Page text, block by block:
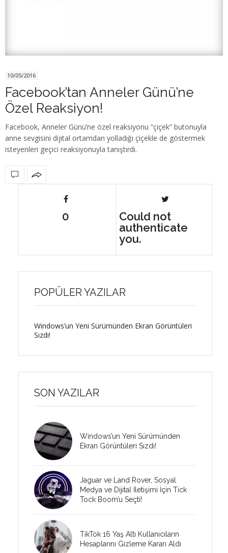
10/05/2016
Facebook’tan Anneler Günü’ne
Özel Reaksiyon!
Facebook, Anneler Günü’ne özel reaksiyonu “çiçek” butonuyla
anne sevgisini dijital ortamdan yolladığı çiçekle de göstermek
isteyenleri geçici reaksiyonuyla tanıştırdı.
0
Could not
authenticate
you.
POPÜLER YAZILAR
Windows’un Yeni Sürümünden Ekran Görüntüleri
Sızdı!
SON YAZILAR
Windows’un Yeni Sürümünden
Ekran Görüntüleri Sızdı!
Jaguar ve Land Rover, Sosyal
Medya ve Dijital İletişimi İçin Tick
Tock Boom’u Seçti!
TikTok 16 Yaş Altı Kullanıcıların
Hesaplarını Gizleme Kararı Aldı